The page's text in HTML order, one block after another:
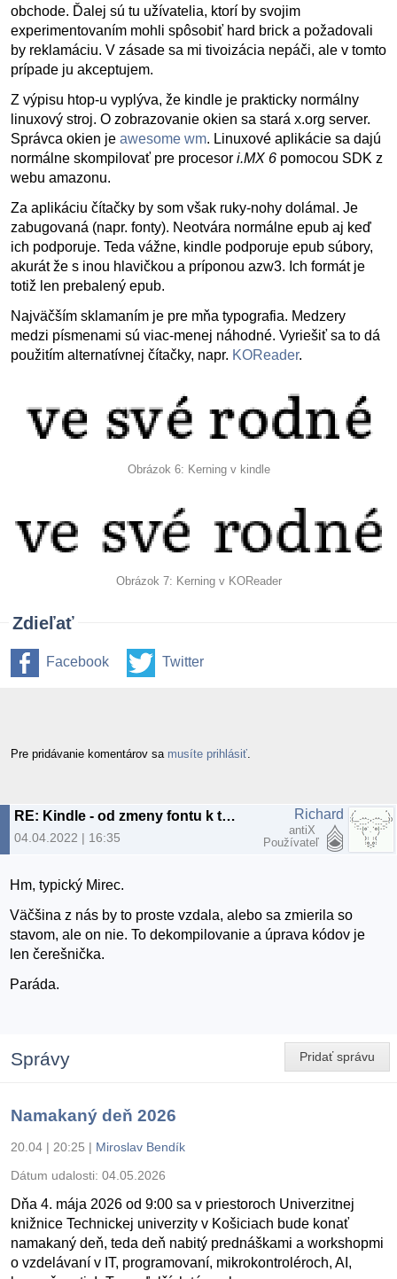
obchode. Ďalej sú tu užívatelia, ktorí by svojim
experimentovaním mohli spôsobiť hard brick a požadovali
by reklamáciu. V zásade sa mi tivoizácia nepáči, ale v tomto
prípade ju akceptujem.
Z výpisu htop-u vyplýva, že kindle je prakticky normálny
linuxový stroj. O zobrazovanie okien sa stará x.org server.
Správca okien je awesome wm. Linuxové aplikácie sa dajú
normálne skompilovať pre procesor i.MX 6 pomocou SDK z
webu amazonu.
Za aplikáciu čítačky by som však ruky-nohy dolámal. Je
zabugovaná (napr. fonty). Neotvára normálne epub aj keď
ich podporuje. Teda vážne, kindle podporuje epub súbory,
akurát že s inou hlavičkou a príponou azw3. Ich formát je
totiž len prebalený epub.
Najväčším sklamaním je pre mňa typografia. Medzery
medzi písmenami sú viac-menej náhodné. Vyriešiť sa to dá
použitím alternatívnej čítačky, napr. KOReader.
Obrázok 6: Kerning v kindle
Obrázok 7: Kerning v KOReader
Zdieľať
Facebook Twitter
Pre pridávanie komentárov sa musíte prihlásiť
RE: Kindle - od zmeny fontu k tehle
04.04.2022 | 16:35
Richard
antiX
Používateľ
Hm, typický Mirec.
Väčšina z nás by to proste vzdala, alebo sa zmierila so
stavom, ale on nie. To dekompilovanie a úprava kódov je
len čerešnička.
Paráda.
Pridať správu
Správy
Namakaný deň 2026
20.04 | 20:25 | Miroslav Bendík
Dátum udalosti: 04.05.2026
Dňa 4. mája 2026 od 9:00 sa v priestoroch Univerzitnej
knižnice Technickej univerzity v Košiciach bude konať
namakaný deň, teda deň nabitý prednáškami a workshopmi
o vzdelávaní v IT, programovaní, mikrokontroléroch, AI,